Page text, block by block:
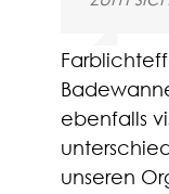
ebenfalls
unseren